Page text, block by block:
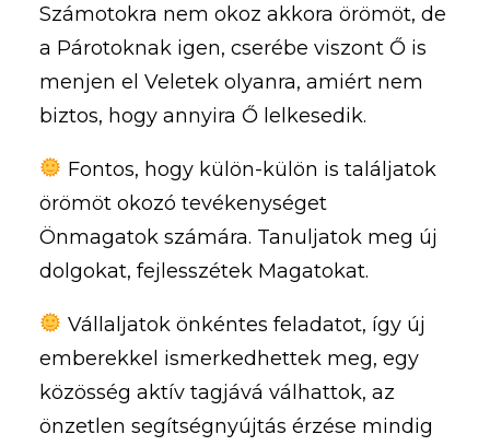
Számotokra nem okoz akkora örömöt, de
a Párotoknak igen, cserébe viszont Ő is
menjen el Veletek olyanra, amiért nem
biztos, hogy annyira Ő lelkesedik.
Fontos, hogy külön-külön is találjatok
örömöt okozó tevékenységet
Önmagatok számára. Tanuljatok meg új
dolgokat, fejlesszétek Magatokat.
Vállaljatok önkéntes feladatot, így új
emberekkel ismerkedhettek meg, egy
közösség aktív tagjává válhattok, az
önzetlen segítségnyújtás érzése mindig